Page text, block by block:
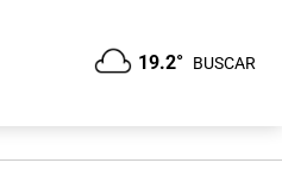
19.2° BUSCAR